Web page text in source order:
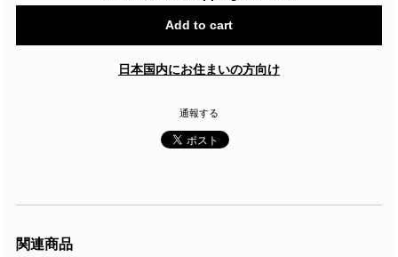
Add to cart
日本国内にお住まいの方向け
通報する
関連商品